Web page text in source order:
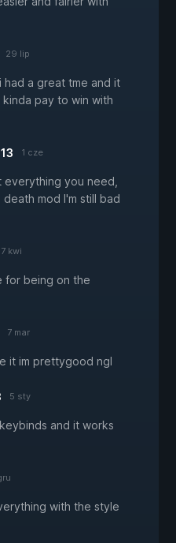
29 lip
had a great tme and it
pay to win with
1 cze
everything you need,
mod I'm still bad
kwi
for being on the
7 mar
it im prettygood ngl
5 sty
and it works
with the style